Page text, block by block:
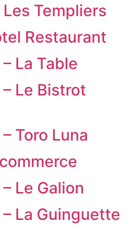
Templiers
Restaurant
La Table
Le Bistrot
Toro Luna
Le Galion
La Guinguette